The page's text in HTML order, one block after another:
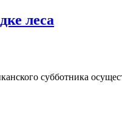
леса
субботника